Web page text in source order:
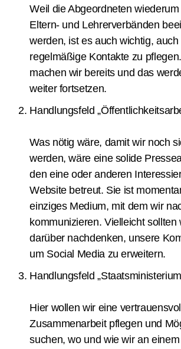
Weil die Abgeordneten
Eltern- und Lehrerverbänden
werden, ist es auch wichtig, auch
regelmäßige Kontakte zu
machen wir bereits und das
weiter fortsetzen.
Handlungsfeld
Was nötig wäre, damit wir noch
werden, wäre eine solide
den eine oder anderen
Website betreut. Sie ist
einziges Medium, mit dem wir
kommunizieren. Vielleicht sollten
darüber nachdenken, unsere
um Social Media zu erweitern.
Handlungsfeld
Hier wollen wir eine
Zusammenarbeit pflegen und
suchen, wo und wie wir an